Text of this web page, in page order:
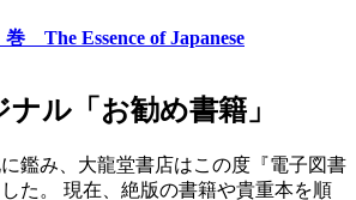
The Essence of Japanese
ル「お勧め書籍」
鑑み、大龍堂書店はこの度『電子図書
た。 現在、絶版の書籍や貴重本を順